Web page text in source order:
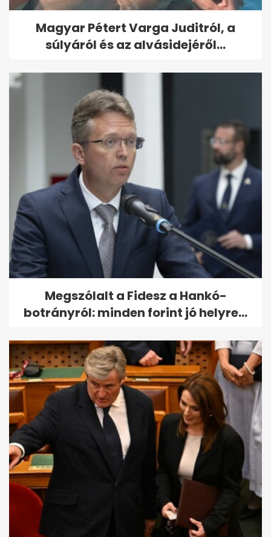
Magyar Pétert Varga Juditról, a
súlyáról és az alvásidejéről...
Megszólalt a Fidesz a Hankó-
botrányról: minden forint jó helyre...